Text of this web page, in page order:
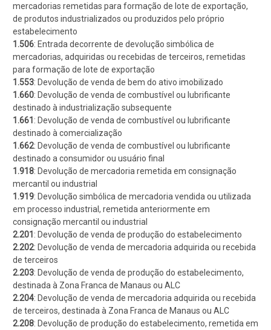
mercadorias remetidas para formação de lote de exportação,
de produtos industrializados ou produzidos pelo próprio
estabelecimento
1.506: Entrada decorrente de devolução simbólica de
mercadorias, adquiridas ou recebidas de terceiros, remetidas
para formação de lote de exportação
1.553: Devolução de venda de bem do ativo imobilizado
1.660: Devolução de venda de combustível ou lubrificante
destinado à industrialização subsequente
1.661: Devolução de venda de combustível ou lubrificante
destinado à comercialização
1.662: Devolução de venda de combustível ou lubrificante
destinado a consumidor ou usuário final
1.918: Devolução de mercadoria remetida em consignação
mercantil ou industrial
1.919: Devolução simbólica de mercadoria vendida ou utilizada
em processo industrial, remetida anteriormente em
consignação mercantil ou industrial
2.201: Devolução de venda de produção do estabelecimento
2.202: Devolução de venda de mercadoria adquirida ou recebida
de terceiros
2.203: Devolução de venda de produção do estabelecimento,
destinada à Zona Franca de Manaus ou ALC
2.204: Devolução de venda de mercadoria adquirida ou recebida
de terceiros, destinada à Zona Franca de Manaus ou ALC
2.208: Devolução de produção do estabelecimento, remetida em